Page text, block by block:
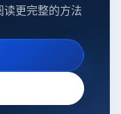
更完整的方法